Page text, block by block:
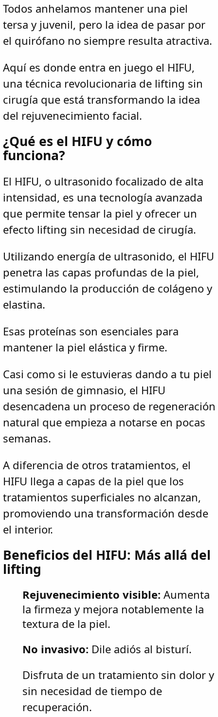
Todos anhelamos mantener una piel
tersa y juvenil, pero la idea de pasar por
el quirófano no siempre resulta atractiva.
Aquí es donde entra en juego el HIFU,
una técnica revolucionaria de lifting sin
cirugía que está transformando la idea
del rejuvenecimiento facial.
¿Qué es el HIFU y cómo
funciona?
El HIFU, o ultrasonido focalizado de alta
intensidad, es una tecnología avanzada
que permite tensar la piel y ofrecer un
efecto lifting sin necesidad de cirugía.
Utilizando energía de ultrasonido, el HIFU
penetra las capas profundas de la piel,
estimulando la producción de colágeno y
elastina.
Esas proteínas son esenciales para
mantener la piel elástica y firme.
Casi como si le estuvieras dando a tu piel
una sesión de gimnasio, el HIFU
desencadena un proceso de regeneración
natural que empieza a notarse en pocas
semanas.
A diferencia de otros tratamientos, el
HIFU llega a capas de la piel que los
tratamientos superficiales no alcanzan,
promoviendo una transformación desde
el interior.
Beneficios del HIFU: Más allá del
lifting
Rejuvenecimiento visible: Aumenta
la firmeza y mejora notablemente la
textura de la piel.
No invasivo: Dile adiós al bisturí.
Disfruta de un tratamiento sin dolor y
sin necesidad de tiempo de
recuperación.